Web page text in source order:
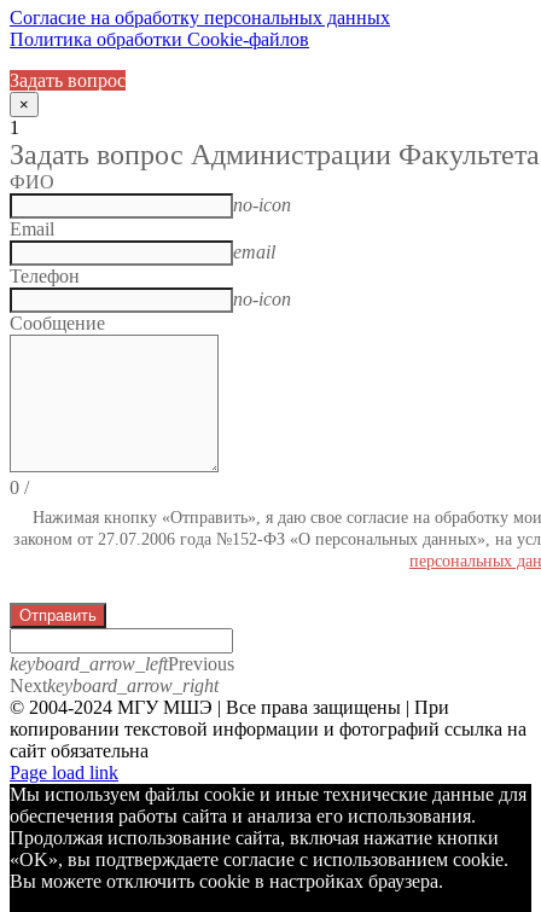
Согласие на обработку персональных данных
Политика обработки Cookie-файлов
Задать вопрос
×
1
Задать вопрос Администрации Факультета
ФИО
no-icon
Email
email
Телефон
no-icon
Сообщение
0 /
Нажимая кнопку «Отправить», я даю свое согласие на обработку
законом от 27.07.2006 года №152-ФЗ «О персональных данных», на
персональных
Отправить
keyboard_arrow_leftPrevious
Nextkeyboard_arrow_right
© 2004-2024 МГУ МШЭ | Все права защищены | При
копировании текстовой информации и фотографий ссылка на
сайт обязательна
Telegram
Page load link
Мы используем файлы cookie и иные технические данные для
обеспечения работы сайта и анализа его использования.
Продолжая использование сайта, включая нажатие кнопки
«OK», вы подтверждаете согласие с использованием cookie.
Вы можете отключить cookie в настройках браузера.